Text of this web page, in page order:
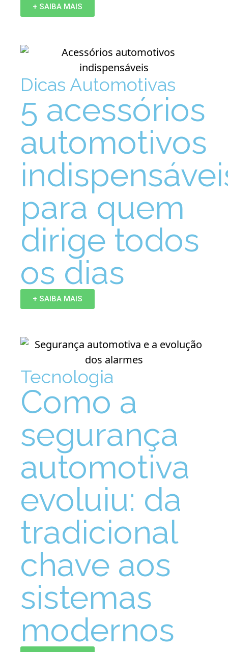
+ SAIBA MAIS
Dicas Automotivas
5 acessórios
automotivos
para quem
dirige todos
os dias
+ SAIBA MAIS
Tecnologia
Como a
segurança
automotiva
evoluiu: da
tradicional
chave aos
sistemas
modernos